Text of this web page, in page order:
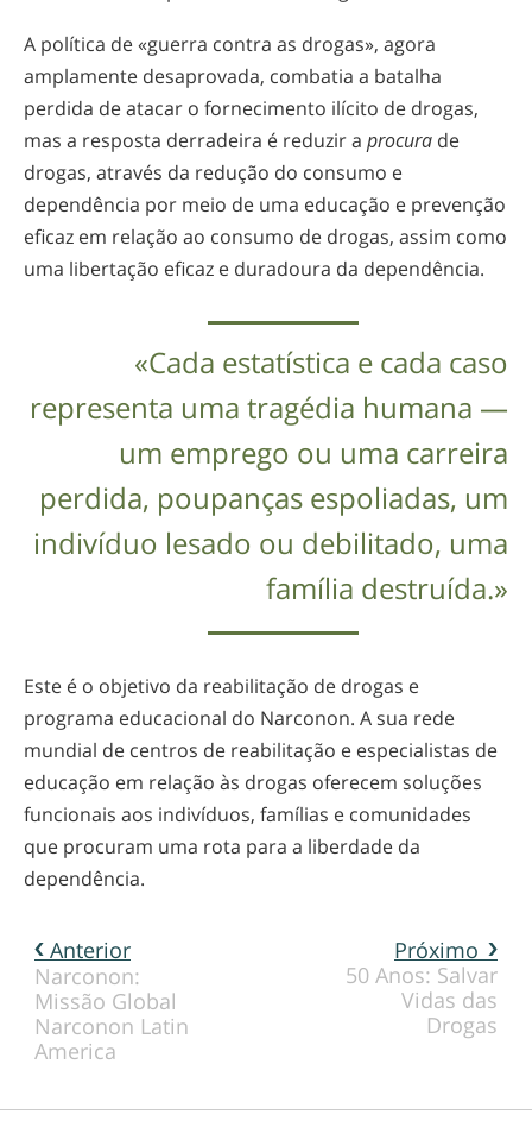
A política de «guerra contra as drogas», agora
amplamente desaprovada, combatia a batalha
perdida de atacar o fornecimento ilícito de drogas,
mas a resposta derradeira é reduzir a procura de
drogas, através da redução do consumo e
dependência por meio de uma educação e prevenção
eficaz em relação ao consumo de drogas, assim como
uma libertação eficaz e duradoura da dependência.
«Cada estatística e cada caso
representa uma tragédia humana —
um emprego ou uma carreira
perdida, poupanças espoliadas, um
indivíduo lesado ou debilitado, uma
família destruída.»
Este é o objetivo da reabilitação de drogas e
programa educacional do Narconon. A sua rede
mundial de centros de reabilitação e especialistas de
educação em relação às drogas oferecem soluções
funcionais aos indivíduos, famílias e comunidades
que procuram uma rota para a liberdade da
dependência.
Próximo
50 Anos: Salvar
Vidas das
Drogas
Anterior
Narconon:
Missão Global